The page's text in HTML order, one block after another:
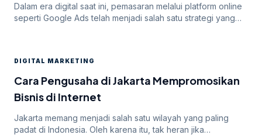
Dalam era digital saat ini, pemasaran melalui platform online
seperti Google Ads telah menjadi salah satu strategi yang
menghadapi tantangan dalam mendapatkan persetujuan
iklan mereka. Dalam artikel ini, kita akan membahas
mengapa […]
DIGITAL MARKETING
Cara Pengusaha di Jakarta Mempromosikan
Bisnis di Internet
Jakarta memang menjadi salah satu wilayah yang paling
padat di Indonesia. Oleh karena itu, tak heran jika